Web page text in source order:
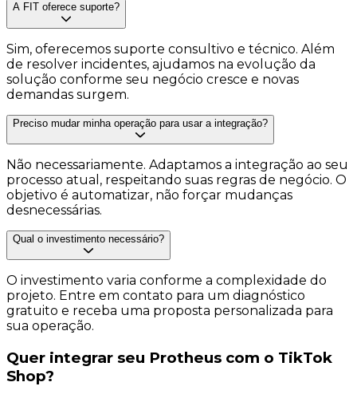
A FIT oferece suporte?
Sim, oferecemos suporte consultivo e técnico. Além
de resolver incidentes, ajudamos na evolução da
solução conforme seu negócio cresce e novas
demandas surgem.
Preciso mudar minha operação para usar a integração?
Não necessariamente. Adaptamos a integração ao seu
processo atual, respeitando suas regras de negócio. O
objetivo é automatizar, não forçar mudanças
desnecessárias.
Qual o investimento necessário?
O investimento varia conforme a complexidade do
projeto. Entre em contato para um diagnóstico
gratuito e receba uma proposta personalizada para
sua operação.
Quer integrar seu Protheus com o TikTok
Shop?